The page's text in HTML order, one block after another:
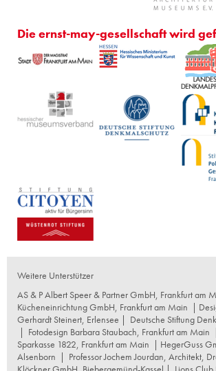
Die ernst-may-gesellschaft wird
Weitere Unterstützer
AS & P Albert Speer & Partner GmbH, Frankfurt am
Kücheneinrichtung GmbH, Frankfurt am Main |
Gerhardt Steinert, Erlensee | Deutsche Stiftung
| Fotodesign Barbara Staubach, Frankfurt am Main
Sparkasse 1822, Frankfurt am Main | HegerGuss
Alsenborn | Professor Jochem Jourdan, Architekt,